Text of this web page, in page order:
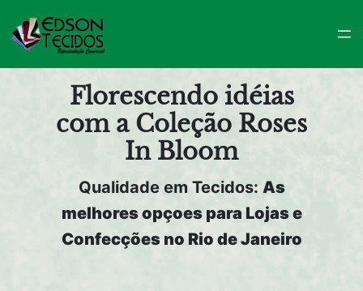
Pular
para
o
conteúdoFlorescendo idéias
com a Coleção Roses
In Bloom
Qualidade em Tecidos: As
melhores opçoes para Lojas e
Confecções no Rio de Janeiro